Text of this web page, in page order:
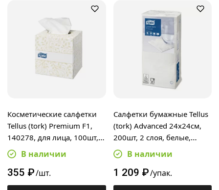
Косметические салфетки
Tellus (tork) Premium F1,
140278, для лица, 100шт, 2
слоя, белые
В наличии
355 ₽/шт.
Салфетки бумажные Tellus
(tork) Advanced 24х24см,
200шт, 2 слоя, белые,
477534В наличии
1 209 ₽/упак.